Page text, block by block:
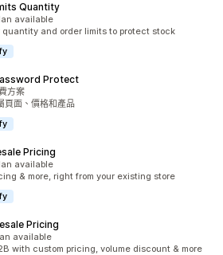
Quantity
available
quantity and order limits to protect stock
Protect
方案
頁面、價格和產品
Pricing
available
& more, right from your existing store
Pricing
available
with custom pricing, volume discount & more